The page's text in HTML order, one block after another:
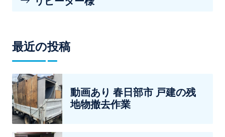
最近の投稿
動画あり 春日部市 戸建の残
地物撤去作業